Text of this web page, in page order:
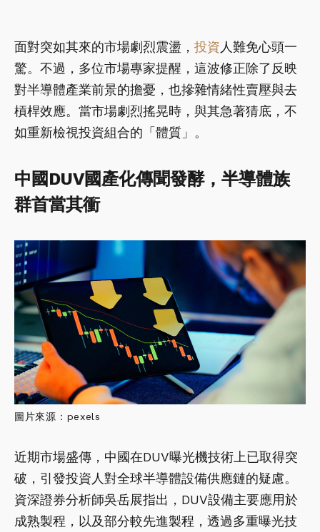
面對突如其來的市場劇烈震盪， 投資人難免心頭一
驚。不過，多位市場專家提醒，這波修正除了反映
對半導體產業前景的擔憂，也摻雜情緒性賣壓與去
槓桿效應。當市場劇烈搖晃時，與其急著猜底，不
如重新檢視投資組合的「體質」。
中國DUV國產化傳聞發酵，半導體族
群首當其衝
圖片來源：pexels
近期市場盛傳，中國在DUV曝光機技術上已取得突
破，引發投資人對全球半導體設備供應鏈的疑慮。
資深證券分析師吳岳展指出，DUV設備主要應用於
成熟製程，以及部分較先進製程，透過多重曝光技